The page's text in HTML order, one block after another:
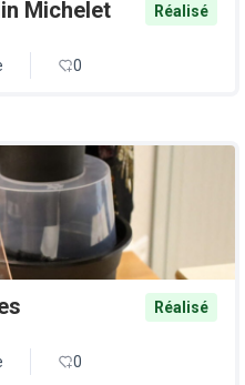
Michelet Réalisé
0
Réalisé
0